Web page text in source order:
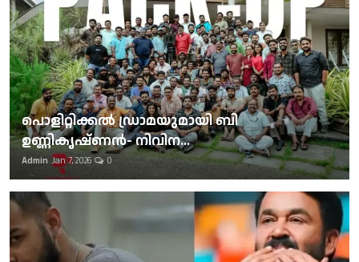
പൊളിറ്റിക്കല്‍ ഡ്രാമയുമായി ബി
ഉണ്ണികൃഷ്ണന്‍- നിവിന...
Admin Jan 7, 2026 0